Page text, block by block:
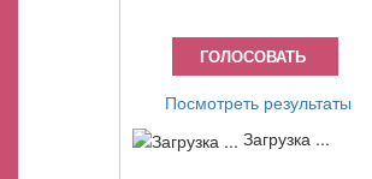
Посмотреть результаты
Загрузка ...